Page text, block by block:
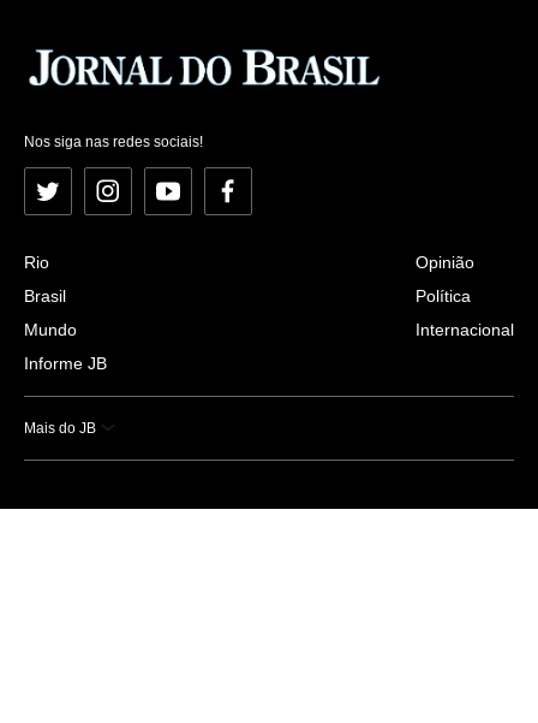
Nos siga nas redes sociais!
Twitter InstagramYouTubeFacebook
Rio
Brasil
Mundo
Informe JB
Opinião
Política
Internacional
Mais do JB
Esportes